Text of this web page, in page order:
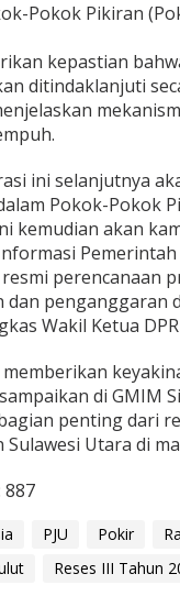
Pokok Pikiran
kepastian
ditindaklanjuti
ini selanjutnya
Pokok-Pokok
kemudian akan
Pemerintah
perencanaan
dan penganggaran
Wakil Ketua
di GMIM
penting dari
Utara di
887
PJU Pokir
Reses III Tahun